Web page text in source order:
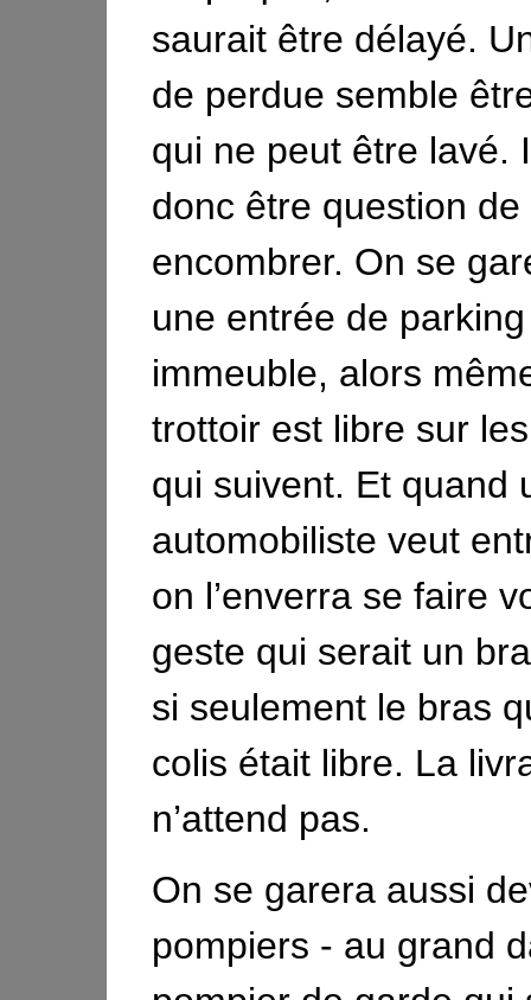
saurait être délayé.
de perdue semble
qui ne peut être lavé.
donc être question de
encombrer. On se
une entrée de
immeuble, alors
trottoir est libre sur
qui suivent. Et quand
automobiliste veut
on l’enverra se faire
geste qui serait un
si seulement le bras
colis était libre. La
n’attend pas.
On se garera aussi
pompiers - au grand